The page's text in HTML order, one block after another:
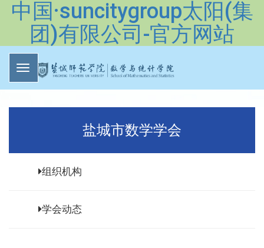
中国·suncitygroup太阳(集
团)有限公司-官方网站
盐城市数学学会
组织机构
学会动态